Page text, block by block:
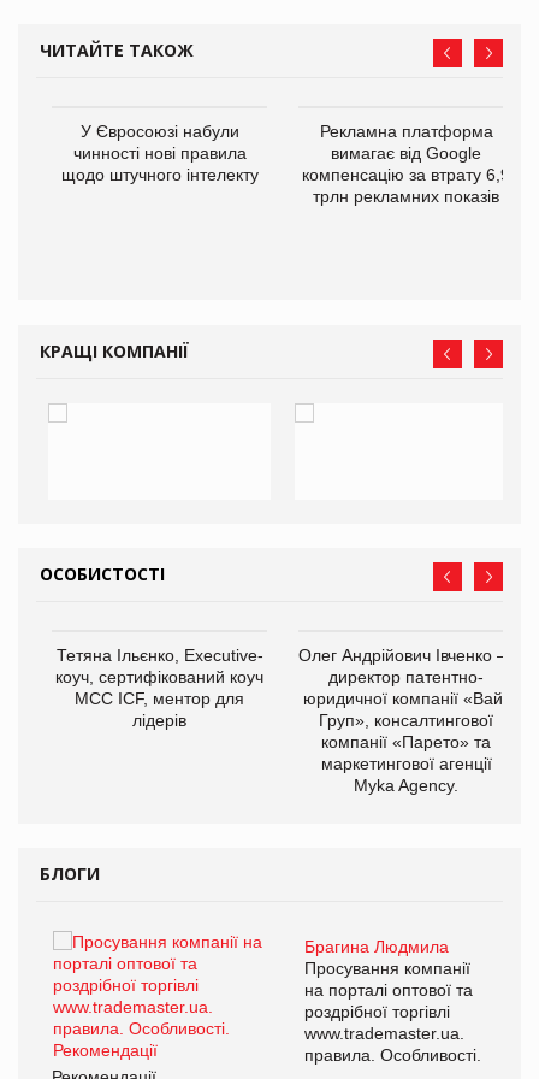
ЧИТАЙТЕ ТАКОЖ
У Євросоюзі набули
чинності нові правила
щодо штучного інтелекту
Рекламна платформа
вимагає від Google
компенсацію за втрату 6,9
трлн рекламних показів
КРАЩІ КОМПАНІЇ
ОСОБИСТОСТІ
Тетяна Ільєнко, Executive-
коуч, сертифікований коуч
МСС ICF, ментор для
лідерів
Олег Андрійович Івченко —
директор патентно-
юридичної компанії «Вайз
Груп», консалтингової
компанії «Парето» та
маркетингової агенції
Myka Agency.
БЛОГИ
Брагина Людмила
Просування компанії
на порталі оптової та
роздрібної торгівлі
www.trademaster.ua.
правила. Особливості.